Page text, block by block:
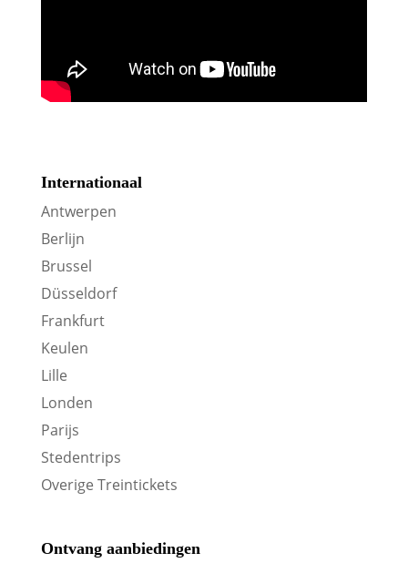
Internationaal
Antwerpen
Berlijn
Brussel
Düsseldorf
Frankfurt
Keulen
Lille
Londen
Parijs
Stedentrips
Overige Treintickets
Ontvang aanbiedingen